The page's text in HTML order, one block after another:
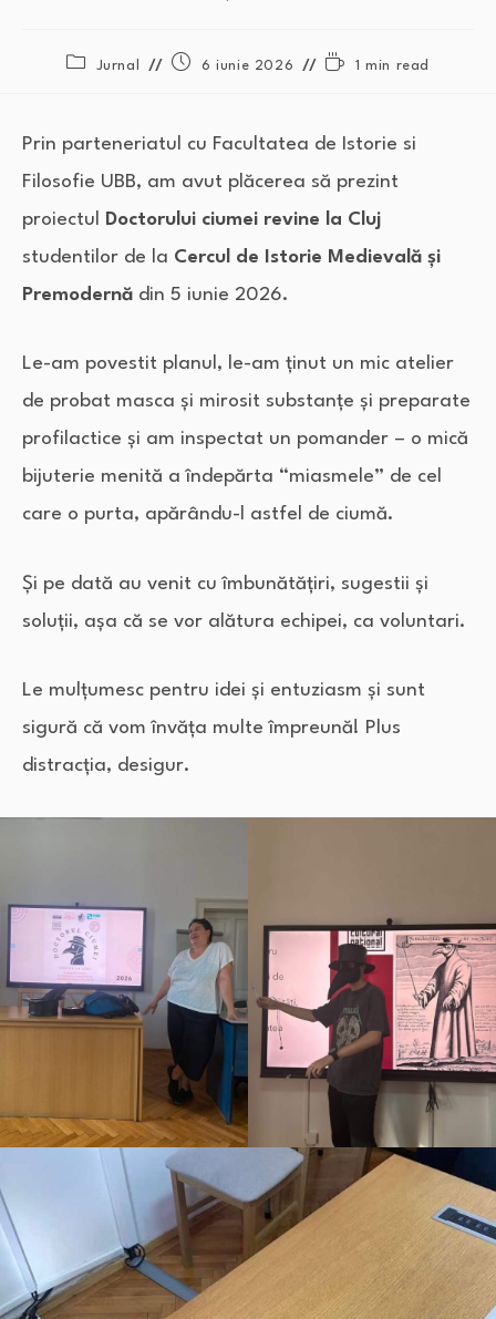
Jurnal 6 iunie 2026 1 min read
Prin parteneriatul cu Facultatea de Istorie si
Filosofie UBB, am avut plăcerea să prezint
proiectul
Doctorului ciumei revine la Cluj
studentilor de la Cercul de Istorie Medievală și
Premodernă din 5 iunie 2026.
Le-am povestit planul, le-am ținut un mic atelier
de probat masca şi mirosit substanțe şi preparate
profilactice şi am inspectat un pomander – o mică
bijuterie menită a îndepărta “miasmele” de cel
care o purta, apărându-l astfel de ciumă.
Şi pe dată au venit cu îmbunătățiri, sugestii şi
soluții, aşa că se vor alătura echipei, ca voluntari.
Le mulțumesc pentru idei şi entuziasm şi sunt
sigură că vom învăța multe împreună! Plus
distracția, desigur.